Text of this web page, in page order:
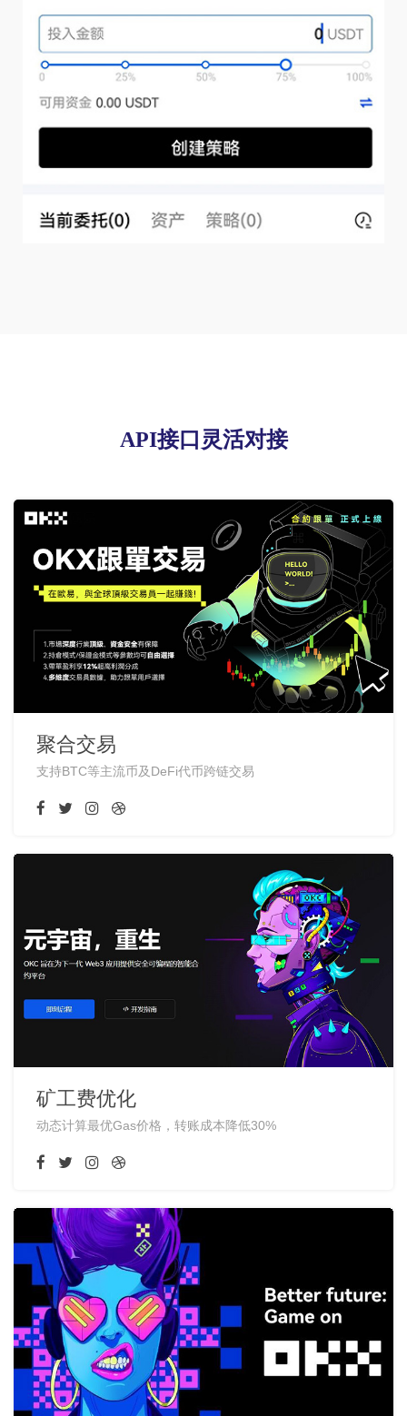
API接口灵活对接
聚合交易
支持BTC等主流币及DeFi代币跨链交易
矿工费优化
动态计算最优Gas价格，转账成本降低30%